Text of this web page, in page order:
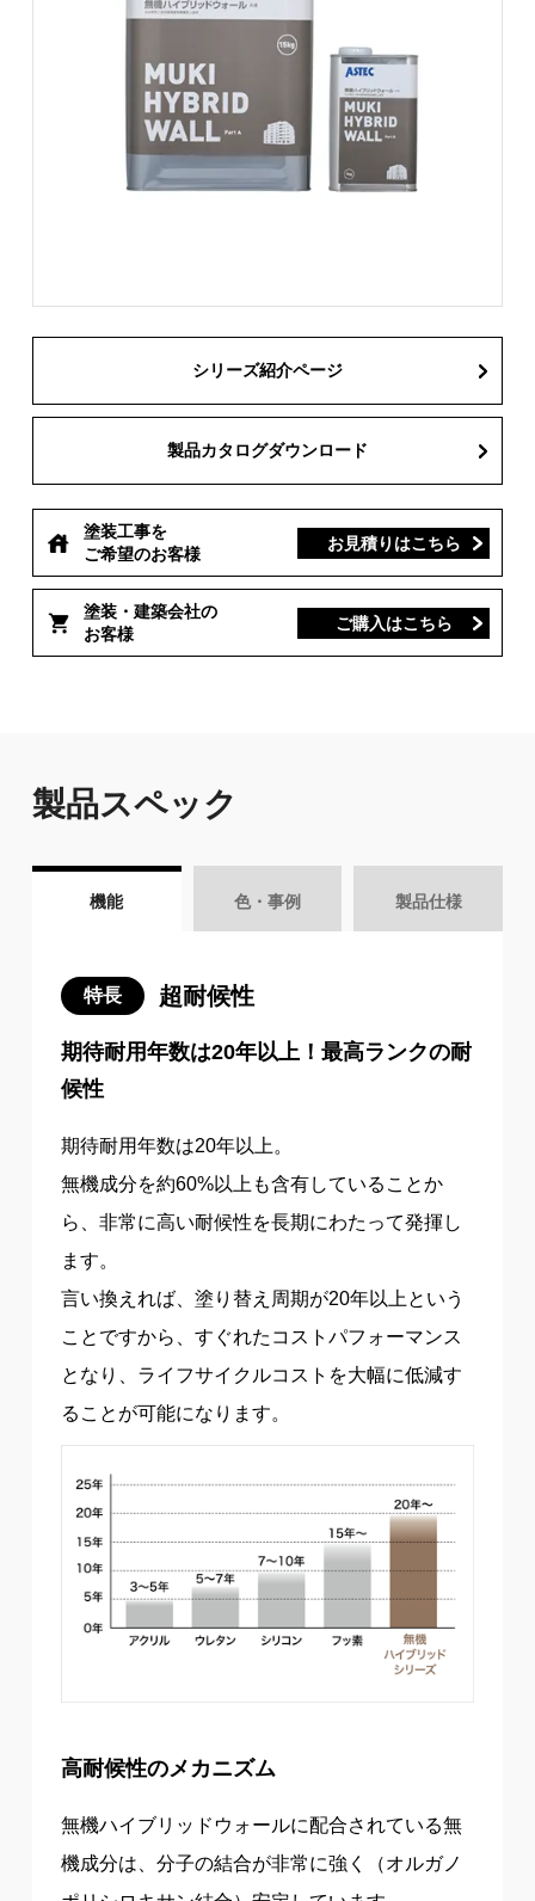
シリーズ紹介ページ
製品カタログダウンロード
塗装工事を
ご希望のお客様
お見積りはこちら
塗装・建築会社の
お客様
ご購入はこちら
製品スペック
機能 色・事例 製品仕様
特長 超耐候性
期待耐用年数は20年以上！最高ランクの耐
候性
期待耐用年数は20年以上。
無機成分を約60%以上も含有していることか
ら、非常に高い耐候性を長期にわたって発揮し
ます。
言い換えれば、塗り替え周期が20年以上という
ことですから、すぐれたコストパフォーマンス
となり、ライフサイクルコストを大幅に低減す
ることが可能になります。
高耐候性のメカニズム
無機ハイブリッドウォールに配合されている無
機成分は、分子の結合が非常に強く（オルガノ